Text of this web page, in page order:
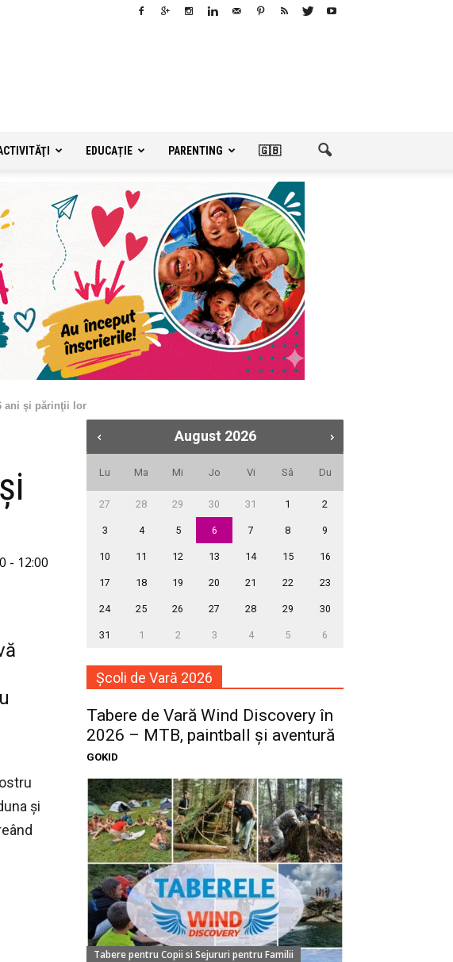
EDUCAȚIE PARENTING 🇬🇧
ani şi părinţii lor
- 12:00
şi
August 2026
Lu Ma Mi Jo Vi Sâ Du
27 28 29 30 31 1 2
3 4 5 6 7 8 9
10 11 12 13 14 15 16
17 18 19 20 21 22 23
24 25 26 27 28 29 30
31 1 2 3 4 5 6
Școli de Vară 2026
Tabere de Vară Wind Discovery în
2026 – MTB, paintball și aventură
GOKID
Tabere pentru Copii si Sejururi pentru Familii